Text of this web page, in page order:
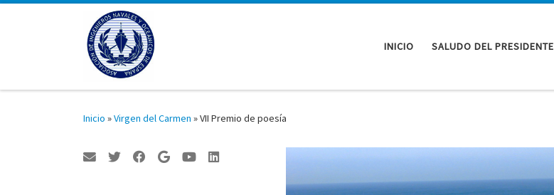
Saltar al contenido
INICIO SALUDO DEL PRESIDENTE
Inicio »Virgen del Carmen »VII Premio de poesía